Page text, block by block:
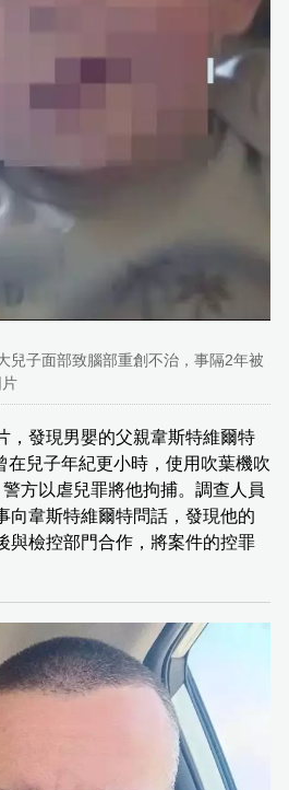
兒子面部致腦部重創不治，事隔2年被
，發現男嬰的父親韋斯特維爾特
在兒子年紀更小時，使用吹葉機吹
方以虐兒罪將他拘捕。調查人員
向韋斯特維爾特問話，發現他的
與檢控部門合作，將案件的控罪